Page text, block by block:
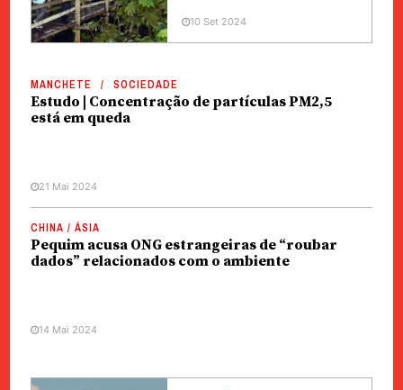
10 Set 2024
MANCHETE SOCIEDADE
Estudo | Concentração de partículas PM2,5
está em queda
21 Mai 2024
CHINA / ÁSIA
Pequim acusa ONG estrangeiras de “roubar
dados” relacionados com o ambiente
14 Mai 2024